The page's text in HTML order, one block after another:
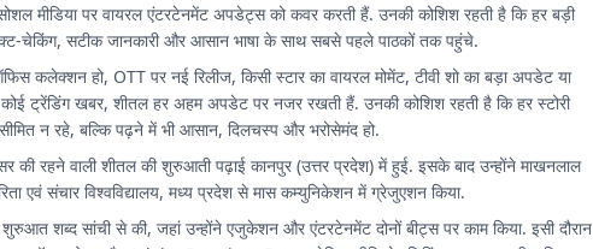
मीडिया पर वायरल एंटरटेनमेंट अपडेट्स को कवर करती हैं. उनकी कोशिश रहती है कि हर बड़ी
चेकिंग, सटीक जानकारी और आसान भाषा के साथ सबसे पहले पाठकों तक पहुंचे.
कलेक्शन हो, OTT पर नई रिलीज, किसी स्टार का वायरल मोमेंट, टीवी शो का बड़ा अपडेट या
ट्रेंडिंग खबर, शीतल हर अहम अपडेट पर नजर रखती हैं. उनकी कोशिश रहती है कि हर स्टोरी
न रहे, बल्कि पढ़ने में भी आसान, दिलचस्प और भरोसेमंद हो.
की रहने वाली शीतल की शुरुआती पढ़ाई कानपुर (उत्तर प्रदेश) में हुई. इसके बाद उन्होंने माखनलाल
एवं संचार विश्वविद्यालय, मध्य प्रदेश से मास कम्युनिकेशन में ग्रेजुएशन किया.
शब्द सांची से की, जहां उन्होंने एजुकेशन और एंटरटेनमेंट दोनों बीट्स पर काम किया. इसी दौरान